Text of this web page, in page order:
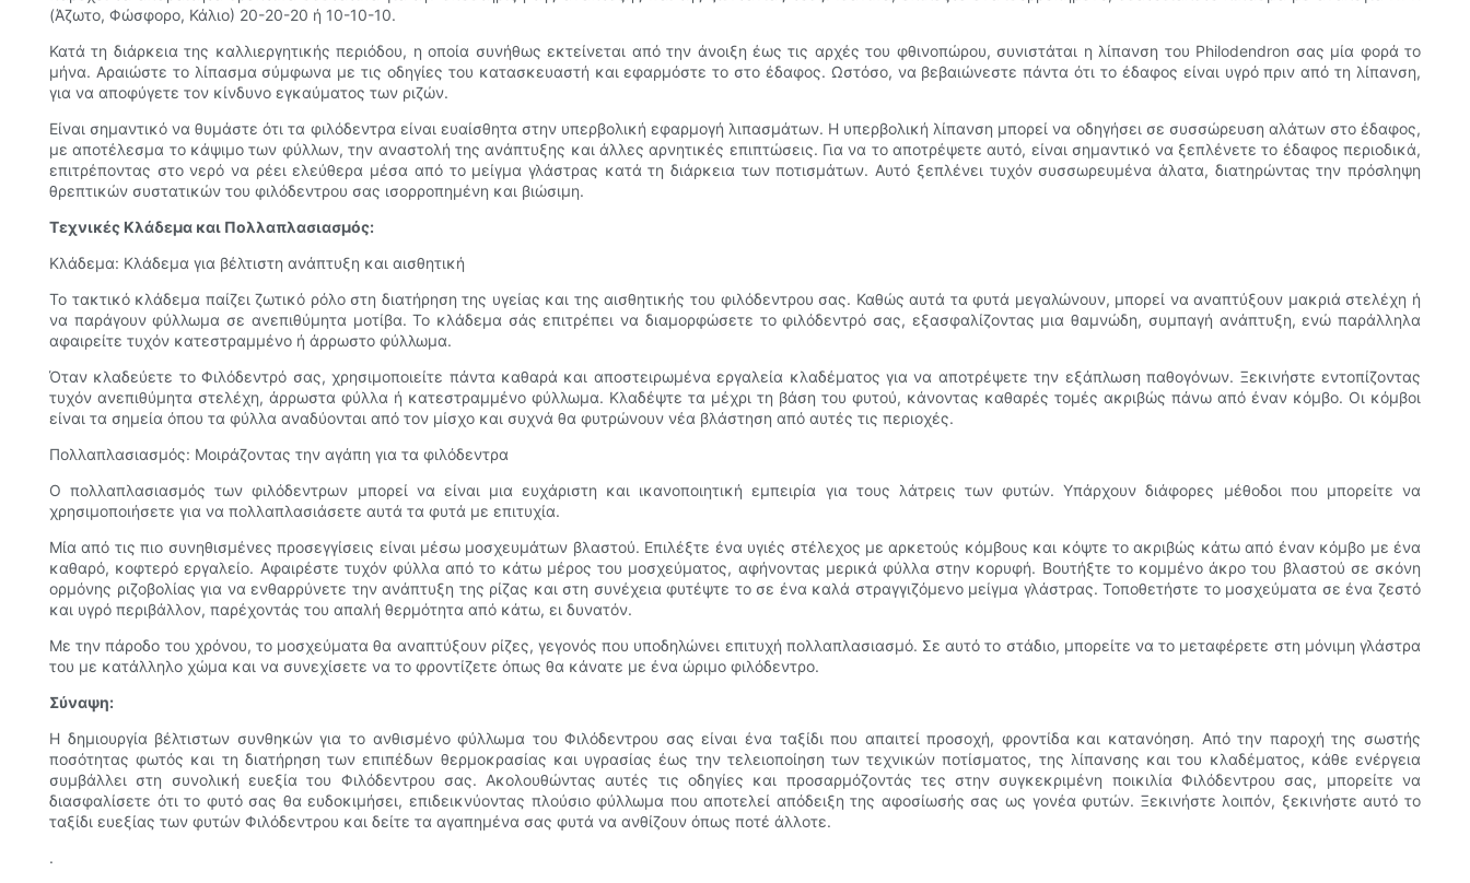
(Άζωτο, Φώσφορο, Κάλιο) 20-20-20 ή 10-10-10.
Κατά τη διάρκεια της καλλιεργητικής περιόδου, η οποία συνήθως εκτείνεται από την άνοιξη έως τις αρχές του φθινοπώρου, συνιστάται η λίπανση του Philodendron σας μία φορά το
μήνα. Αραιώστε το λίπασμα σύμφωνα με τις οδηγίες του κατασκευαστή και εφαρμόστε το στο έδαφος. Ωστόσο, να βεβαιώνεστε πάντα ότι το έδαφος είναι υγρό πριν από τη λίπανση,
για να αποφύγετε τον κίνδυνο εγκαύματος των ριζών.
Είναι σημαντικό να θυμάστε ότι τα φιλόδεντρα είναι ευαίσθητα στην υπερβολική εφαρμογή λιπασμάτων. Η υπερβολική λίπανση μπορεί να οδηγήσει σε συσσώρευση αλάτων στο έδαφος,
με αποτέλεσμα το κάψιμο των φύλλων, την αναστολή της ανάπτυξης και άλλες αρνητικές επιπτώσεις. Για να το αποτρέψετε αυτό, είναι σημαντικό να ξεπλένετε το έδαφος περιοδικά,
επιτρέποντας στο νερό να ρέει ελεύθερα μέσα από το μείγμα γλάστρας κατά τη διάρκεια των ποτισμάτων. Αυτό ξεπλένει τυχόν συσσωρευμένα άλατα, διατηρώντας την πρόσληψη
θρεπτικών συστατικών του φιλόδεντρου σας ισορροπημένη και βιώσιμη.
Τεχνικές Κλάδεμα και Πολλαπλασιασμός:
Κλάδεμα: Κλάδεμα για βέλτιστη ανάπτυξη και αισθητική
Το τακτικό κλάδεμα παίζει ζωτικό ρόλο στη διατήρηση της υγείας και της αισθητικής του φιλόδεντρου σας. Καθώς αυτά τα φυτά μεγαλώνουν, μπορεί να αναπτύξουν μακριά στελέχη ή
να παράγουν φύλλωμα σε ανεπιθύμητα μοτίβα. Το κλάδεμα σάς επιτρέπει να διαμορφώσετε το φιλόδεντρό σας, εξασφαλίζοντας μια θαμνώδη, συμπαγή ανάπτυξη, ενώ παράλληλα
αφαιρείτε τυχόν κατεστραμμένο ή άρρωστο φύλλωμα.
Όταν κλαδεύετε το Φιλόδεντρό σας, χρησιμοποιείτε πάντα καθαρά και αποστειρωμένα εργαλεία κλαδέματος για να αποτρέψετε την εξάπλωση παθογόνων. Ξεκινήστε εντοπίζοντας
τυχόν ανεπιθύμητα στελέχη, άρρωστα φύλλα ή κατεστραμμένο φύλλωμα. Κλαδέψτε τα μέχρι τη βάση του φυτού, κάνοντας καθαρές τομές ακριβώς πάνω από έναν κόμβο. Οι κόμβοι
είναι τα σημεία όπου τα φύλλα αναδύονται από τον μίσχο και συχνά θα φυτρώνουν νέα βλάστηση από αυτές τις περιοχές.
Πολλαπλασιασμός: Μοιράζοντας την αγάπη για τα φιλόδεντρα
Ο πολλαπλασιασμός των φιλόδεντρων μπορεί να είναι μια ευχάριστη και ικανοποιητική εμπειρία για τους λάτρεις των φυτών. Υπάρχουν διάφορες μέθοδοι που μπορείτε να
χρησιμοποιήσετε για να πολλαπλασιάσετε αυτά τα φυτά με επιτυχία.
Μία από τις πιο συνηθισμένες προσεγγίσεις είναι μέσω μοσχευμάτων βλαστού. Επιλέξτε ένα υγιές στέλεχος με αρκετούς κόμβους και κόψτε το ακριβώς κάτω από έναν κόμβο με ένα
καθαρό, κοφτερό εργαλείο. Αφαιρέστε τυχόν φύλλα από το κάτω μέρος του μοσχεύματος, αφήνοντας μερικά φύλλα στην κορυφή. Βουτήξτε το κομμένο άκρο του βλαστού σε σκόνη
ορμόνης ριζοβολίας για να ενθαρρύνετε την ανάπτυξη της ρίζας και στη συνέχεια φυτέψτε το σε ένα καλά στραγγιζόμενο μείγμα γλάστρας. Τοποθετήστε το μοσχεύματα σε ένα ζεστό
και υγρό περιβάλλον, παρέχοντάς του απαλή θερμότητα από κάτω, ει δυνατόν.
Με την πάροδο του χρόνου, το μοσχεύματα θα αναπτύξουν ρίζες, γεγονός που υποδηλώνει επιτυχή πολλαπλασιασμό. Σε αυτό το στάδιο, μπορείτε να το μεταφέρετε στη μόνιμη γλάστρα
του με κατάλληλο χώμα και να συνεχίσετε να το φροντίζετε όπως θα κάνατε με ένα ώριμο φιλόδεντρο.
Σύναψη:
Η δημιουργία βέλτιστων συνθηκών για το ανθισμένο φύλλωμα του Φιλόδεντρου σας είναι ένα ταξίδι που απαιτεί προσοχή, φροντίδα και κατανόηση. Από την παροχή της σωστής
ποσότητας φωτός και τη διατήρηση των επιπέδων θερμοκρασίας και υγρασίας έως την τελειοποίηση των τεχνικών ποτίσματος, της λίπανσης και του κλαδέματος, κάθε ενέργεια
συμβάλλει στη συνολική ευεξία του Φιλόδεντρου σας. Ακολουθώντας αυτές τις οδηγίες και προσαρμόζοντάς τες στην συγκεκριμένη ποικιλία Φιλόδεντρου σας, μπορείτε να
διασφαλίσετε ότι το φυτό σας θα ευδοκιμήσει, επιδεικνύοντας πλούσιο φύλλωμα που αποτελεί απόδειξη της αφοσίωσής σας ως γονέα φυτών. Ξεκινήστε λοιπόν, ξεκινήστε αυτό το
ταξίδι ευεξίας των φυτών Φιλόδεντρου και δείτε τα αγαπημένα σας φυτά να ανθίζουν όπως ποτέ άλλοτε.
.